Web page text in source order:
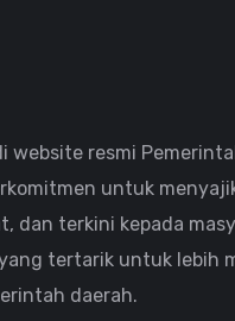
website resmi
untuk
dan terkini kepada
tertarik untuk lebih
daerah.